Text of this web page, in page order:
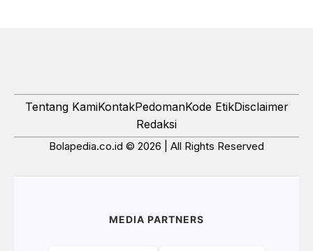
Tentang KamiKontakPedomanKode EtikDisclaimer
Redaksi
Bolapedia.co.id © 2026 | All Rights Reserved
MEDIA PARTNERS